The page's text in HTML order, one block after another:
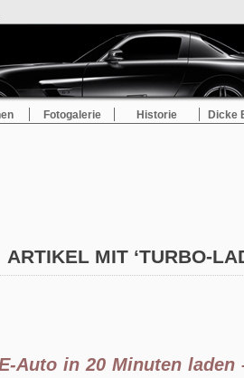
Fotogalerie Historie Dicke
ARTIKEL MIT ‘TURBO-
Auto in 20 Minuten laden